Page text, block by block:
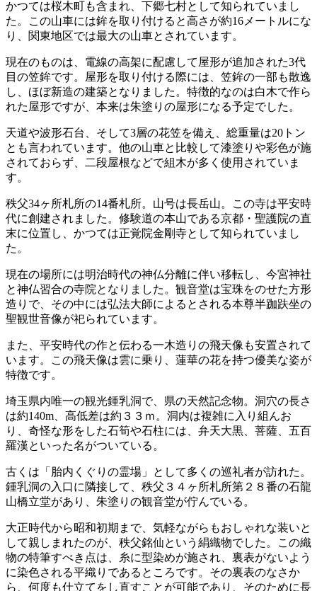
かつては桜木町も含まれ、下郷七村として知られていまし
た。この山車には鉾を取り付けると高さが約16メートルにな
り、関東地区では最大の山車とされています。
現在のものは、電線の高架に配慮して屋形が追加された3代
目の笠鉾です。屋形を取り付ける際には、笠鉾の一部も散逸
し、ほぼ新造の建築となりました。特徴的なのは白木で作ら
れた屋形ですが、本来は朱塗りの屋形になる予定でした。
天道や波形石台、そして3層の花笠を備え、総重量は20トン
とも言われています。他の山車と比較して漆塗りや彩色が施
されておらず、二段屋根などで組木が多く使用されていま
す。
秩父34ヶ所札所の14番札所。山号は長岳山。この寺は平安時
代に創建されました。修験道の本山である京都・聖護院の直
末に位置し、かつては正覚院金剛寺として知られていまし
た。
現在の場所には明治時代の神仏分離に伴い移転し、今宮神社
と神仏習合の寺院となりました。観音堂は宝珠をのせた方形
造りで、その中には弘法大師によるとされる本尊半跏趺坐の
聖観世音像が祀られています。
また、平安時代の作と伝わる一木造りの飛天像も安置されて
います。この飛天像は雲に乗り、蓮華の花を持つ優美な姿が
特徴です。
埼玉県内唯一の観光鍾乳洞で、県の天然記念物。洞穴の長さ
は約140m、高低差は約３３ｍ。洞内は複雑に入り組んお
り、奇怪な形をした石筍や石柱には、弁天大黒、菩薩、五百
羅漢といった名がついている。
古くは「胎内くぐりの霊場」として多くの巡礼者が訪れた。
鍾乳洞の入口に隣接して、秩父３４ヶ所札所第２８番の石龍
山橋立堂があり、朱塗りの観音堂が佇んでいる。
大正時代から昭和初期まで、気軽ながらもおしゃれな装いと
して親しまれたのが、秩父銘仙という絹織物でした。この織
物の特筆すべき点は、糸に型染めが施され、裏表がないよう
に染色される平織りであるところです。その裏表のなさか
ら、何度も仕立てをし直すことが可能であり、そのために長